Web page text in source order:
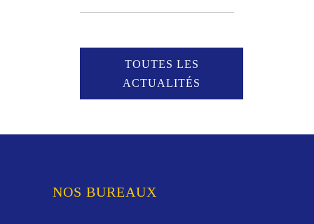
TOUTES LES
ACTUALITÉS
NOS BUREAUX